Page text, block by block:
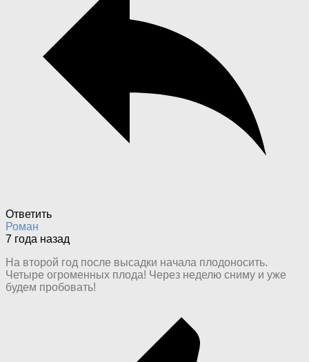
Ответить
Роман
7 года назад
На второй год после высадки начала плодоносить.
Четыре огроменных плода! Через неделю сниму и уже
будем пробовать!